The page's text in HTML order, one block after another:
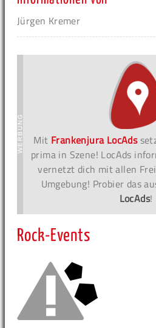
Jürgen Kremer
Mit Frankenjura LocAds
prima in Szene! LocAds
vernetzt dich mit allen
Umgebung! Probier das
LocAds!
Rock-Events